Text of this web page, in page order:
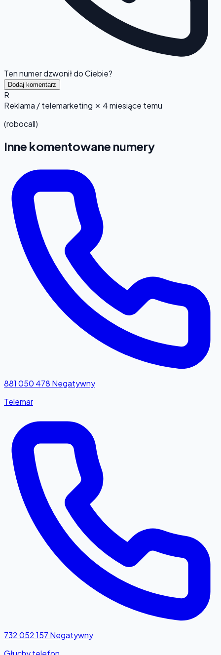
Ten numer dzwonił do Ciebie?
Dodaj komentarz
R
Reklama / telemarketing ✗ 4 miesiące temu
(robocall)
Inne komentowane numery
881 050 478 Negatywny
Telemar
732 052 157 Negatywny